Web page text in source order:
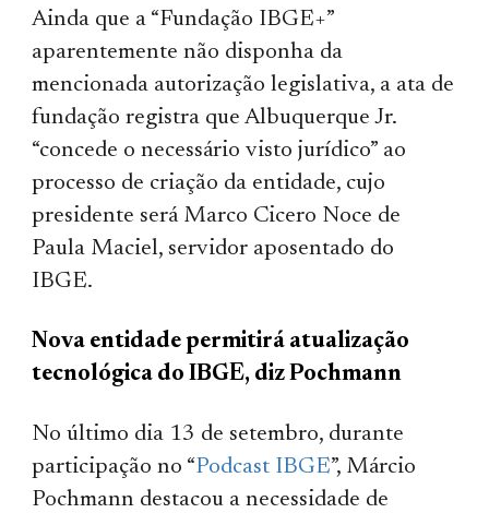
Ainda que a “Fundação IBGE+”
aparentemente não disponha da
mencionada autorização legislativa, a ata de
fundação registra que Albuquerque Jr.
“concede o necessário visto jurídico” ao
processo de criação da entidade, cujo
presidente será Marco Cicero Noce de
Paula Maciel, servidor aposentado do
IBGE.
Nova entidade permitirá atualização
tecnológica do IBGE, diz Pochmann
No último dia 13 de setembro, durante
participação no “Podcast IBGE”, Márcio
Pochmann destacou a necessidade de